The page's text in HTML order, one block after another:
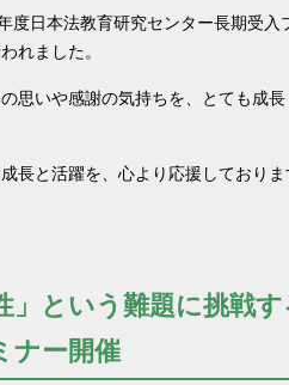
度日本法教育研究センター長期受入
れました。
思いや感謝の気持ちを、とても成
長と活躍を、心より応援しておりま
」という難題に挑戦
ナー開催